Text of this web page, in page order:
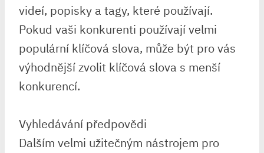
videí, popisky a tagy, které používají.
Pokud vaši konkurenti používají velmi
populární klíčová slova, může být pro vás
výhodnější zvolit klíčová slova s menší
konkurencí.
Vyhledávání předpovědi
Dalším velmi užitečným nástrojem pro